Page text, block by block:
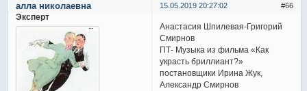
66
15.05.2019 20:27:02
алла николаевна
Эксперт
Анастасия Шпилевая-Григорий
Смирнов
ПТ- Музыка из фильма «Как
украсть бриллиант?»
постановщики Ирина Жук,
Александр Смирнов